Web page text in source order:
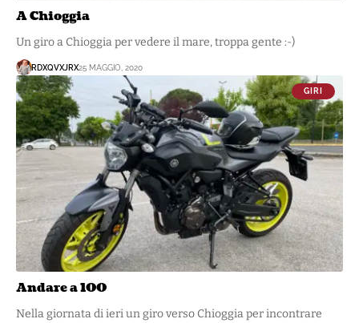
A Chioggia
Un giro a Chioggia per vedere il mare, troppa gente :-)
RDXQVXJRX25 MAGGIO, 2020
GIRI
Andare a 100
Nella giornata di ieri un giro verso Chioggia per incontrare